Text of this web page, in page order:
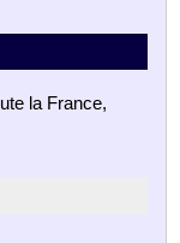
la France,